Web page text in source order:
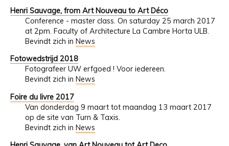
Henri Sauvage, from Art Nouveau to Art Déco
Conference - master class. On saturday 25 march 2017
at 2pm. Faculty of Architecture La Cambre Horta ULB.
Bevindt zich in News
Fotowedstrijd 2018
Fotografeer UW erfgoed ! Voor iedereen.
Bevindt zich in News
Foire du livre 2017
Van donderdag 9 maart tot maandag 13 maart 2017
op de site van Turn & Taxis.
Bevindt zich in News